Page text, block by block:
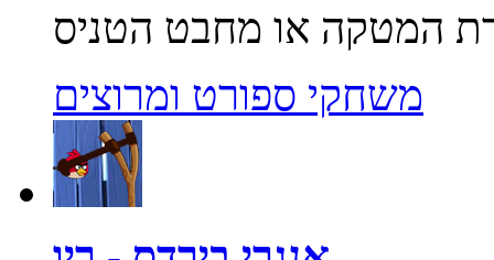
משחקי ספורט ומרוצים